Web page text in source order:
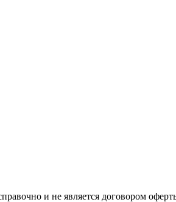
и не является договором